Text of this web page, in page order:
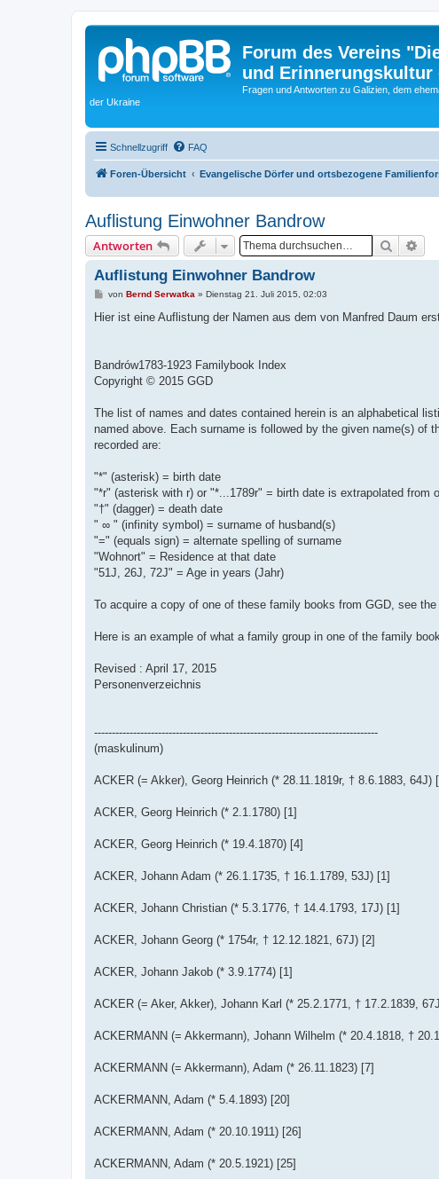
Forum des Vereins
und Erinnerungskultur
Fragen und Antworten zu Galizien, dem
der Ukraine
Schnellzugriff FAQ
Foren-Übersicht Evangelische Dörfer und ortsbezogene
Auflistung Einwohner Bandrow
Antworten Suche
Auflistung Einwohner Bandrow
B
i
von Bernd Serwatka » Dienstag 21. Juli 2015, 02:03
Hier ist eine Auflistung der Namen aus dem von Manfred Daum
Bandrów1783-1923 Familybook Index
Copyright © 2015 GGD
The list of names and dates contained herein is an alphabetical
named above. Each surname is followed by the given name(s) of
recorded are:
"*" (asterisk) = birth date
"*r" (asterisk with r) or "*...1789r" = birth date is extrapolated from
"†" (dagger) = death date
" ∞ " (infinity symbol) = surname of husband(s)
"=" (equals sign) = alternate spelling of surname
"Wohnort" = Residence at that date
"51J, 26J, 72J" = Age in years (Jahr)
To acquire a copy of one of these family books from GGD, see the
Here is an example of what a family group in one of the family
Revised : April 17, 2015
Personenverzeichnis
--------------------------------------------------------------------------------
(maskulinum)
ACKER (= Akker), Georg Heinrich (* 28.11.1819r, † 8.6.1883, 64J)
ACKER, Georg Heinrich (* 2.1.1780) [1]
ACKER, Georg Heinrich (* 19.4.1870) [4]
ACKER, Johann Adam (* 26.1.1735, † 16.1.1789, 53J) [1]
ACKER, Johann Christian (* 5.3.1776, † 14.4.1793, 17J) [1]
ACKER, Johann Georg (* 1754r, † 12.12.1821, 67J) [2]
ACKER, Johann Jakob (* 3.9.1774) [1]
ACKER (= Aker, Akker), Johann Karl (* 25.2.1771, † 17.2.1839,
ACKERMANN (= Akkermann), Johann Wilhelm (* 20.4.1818, †
ACKERMANN (= Akkermann), Adam (* 26.11.1823) [7]
ACKERMANN, Adam (* 5.4.1893) [20]
ACKERMANN, Adam (* 20.10.1911) [26]
ACKERMANN, Adam (* 20.5.1921) [25]